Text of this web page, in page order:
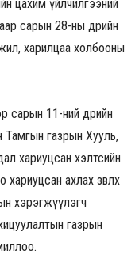
цахим үйлчилгээний
сарын 28-ны өдрийн
харилцаа холбооны
сарын 11-ний өдрийн
газрын Хууль,
хариуцсан хэлтсийн
ахлах зөвлөх
хэрэгжүүлэгч
газрын